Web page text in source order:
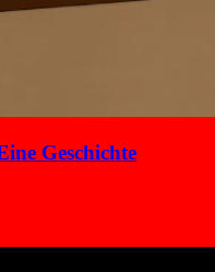
Geschichte